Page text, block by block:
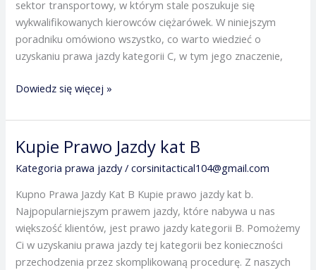
sektor transportowy, w którym stale poszukuje się
wykwalifikowanych kierowców ciężarówek. W niniejszym
poradniku omówiono wszystko, co warto wiedzieć o
uzyskaniu prawa jazdy kategorii C, w tym jego znaczenie,
Dowiedz się więcej »
Kupie Prawo Jazdy kat B
Kategoria prawa jazdy/corsinitactical104@gmail.com
Kupno Prawa Jazdy Kat B Kupie prawo jazdy kat b.
Najpopularniejszym prawem jazdy, które nabywa u nas
większość klientów, jest prawo jazdy kategorii B. Pomożemy
Ci w uzyskaniu prawa jazdy tej kategorii bez konieczności
przechodzenia przez skomplikowaną procedurę. Z naszych
Kupie
Prawo
Jazdy
kat
B